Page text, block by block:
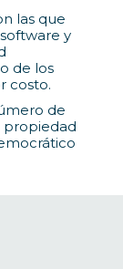
las que
y
de los
costo.
de
propiedad